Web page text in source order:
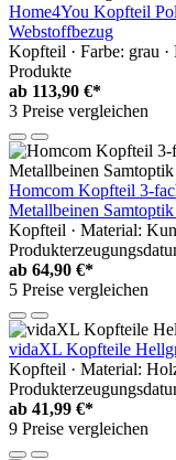
Home4You Kopfteil
Webstoffbezug
Kopfteil · Farbe: grau
Produkte
ab 113,90 €*
3 Preise vergleichen
Homcom Kopfteil 3-
Metallbeinen
Kopfteil · Material:
ab 64,90 €*
5 Preise vergleichen
vidaXL Kopfteile
Kopfteil · Material:
ab 41,99 €*
9 Preise vergleichen